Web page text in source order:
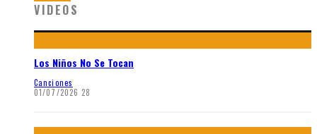
VIDEOS
Los Niños No Se Tocan
Canciones
01/07/2026 28